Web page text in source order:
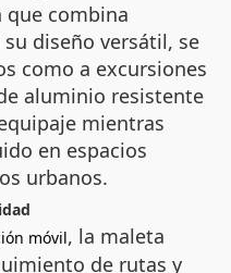
que combina
diseño versátil, se
como a excursiones
aluminio resistente
mientras
en espacios
urbanos.
móvil, la maleta
de rutas y